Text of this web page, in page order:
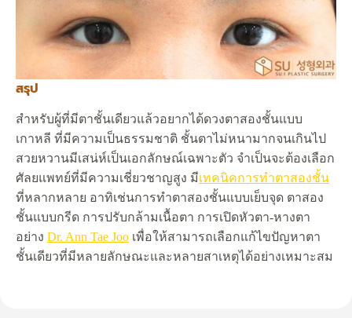
สรุป
สำหรับผู้ที่มีตาชั้นเดียวแล้วอยากได้ดวงตาสองชั้นแบบ
เกาหลี ที่มีความเป็นธรรมชาติ ชั้นตาไม่หนามากจนเกินไป
สวยหวานมีเสน่ห์เป็นเอกลักษณ์เฉพาะตัว จำเป็นจะต้องเลือก
ศัลยแพทย์ที่มีความเชี่ยวชาญสูง มีเทคนิคการทำตาสองชั้น
ที่หลากหลาย อาทิเช่นการทำตาสองชั้นแบบเย็บจุด ตาสอง
ชั้นแบบกรีด การปรับกล้ามเนื้อตา การเปิดหัวตา-หางตา
อย่าง Dr. Ann Tae Joo เพื่อให้สามารถเลือกแก้ไขปัญหาตา
ชั้นเดียวที่มีหลายลักษณะและหลายสาเหตุได้อย่างเหมาะสม